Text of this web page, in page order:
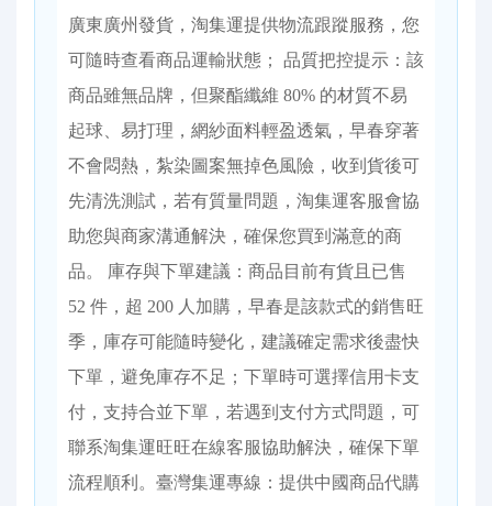
廣東廣州發貨，淘集運提供物流跟蹤服務，您
可隨時查看商品運輸狀態； 品質把控提示：該
商品雖無品牌，但聚酯纖維 80% 的材質不易
起球、易打理，網紗面料輕盈透氣，早春穿著
不會悶熱，紮染圖案無掉色風險，收到貨後可
先清洗測試，若有質量問題，淘集運客服會協
助您與商家溝通解決，確保您買到滿意的商
品。 庫存與下單建議：商品目前有貨且已售
52 件，超 200 人加購，早春是該款式的銷售旺
季，庫存可能隨時變化，建議確定需求後盡快
下單，避免庫存不足；下單時可選擇信用卡支
付，支持合並下單，若遇到支付方式問題，可
聯系淘集運旺旺在線客服協助解決，確保下單
流程順利。臺灣集運專線：提供中國商品代購